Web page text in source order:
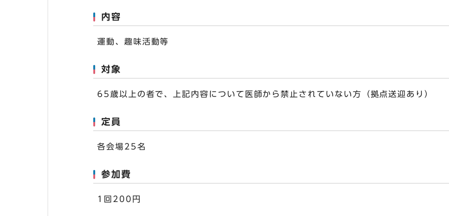
内容
運動、趣味活動等
対象
65歳以上の者で、上記内容について医師から禁止されていない方（拠点送迎あり）
定員
各会場25名
参加費
1回200円